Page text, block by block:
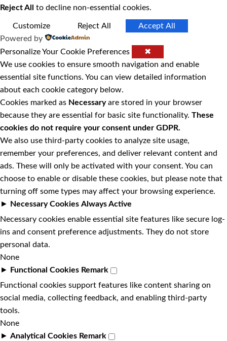
Reject All
to decline non-essential cookies.
Customize Reject All
Accept All
Powered by
Personalize Your Cookie Preferences
✖
We use cookies to ensure smooth navigation and enable
essential site functions. You can view detailed information
about each cookie category below.
Cookies marked as Necessaryare stored in your browser
because they are essential for basic site functionality. These
cookies do not require your consent under GDPR.
We also use third-party cookies to analyze site usage,
remember your preferences, and deliver relevant content and
ads. These will only be activated with your consent. You can
choose to enable or disable these cookies, but please note that
turning off some types may affect your browsing experience.
►
Necessary Cookies Always Active
Necessary cookies enable essential site features like secure log-
ins and consent preference adjustments. They do not store
personal data.
None
►
Functional Cookies Remark
Functional cookies support features like content sharing on
social media, collecting feedback, and enabling third-party
tools.
None
► Analytical Cookies Remark